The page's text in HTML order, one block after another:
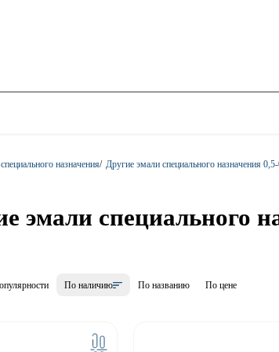
назначения/ Другие эмали специального назначения
эмали специального
По наличию По названию По цене